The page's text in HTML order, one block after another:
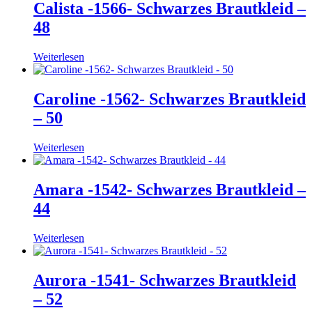
Calista -1566- Schwarzes Brautkleid –
48
Weiterlesen
Caroline -1562- Schwarzes Brautkleid
– 50
Weiterlesen
Amara -1542- Schwarzes Brautkleid –
44
Weiterlesen
Aurora -1541- Schwarzes Brautkleid
– 52